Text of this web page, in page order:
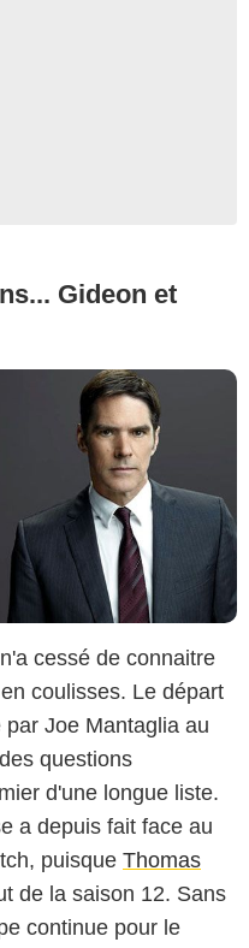
Gideon et
n'a cessé de connaitre
coulisses. Le départ
par Joe Mantaglia au
questions
d'une longue liste.
a depuis fait face au
puisque Thomas
de la saison 12. Sans
continue pour le